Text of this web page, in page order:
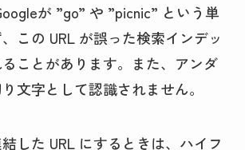
が ”go” や ”picnic” という単
この URL が誤った検索インデッ
ことがあります。また、アンダ
文字として認識されません。
した URL にするときは、ハイフ